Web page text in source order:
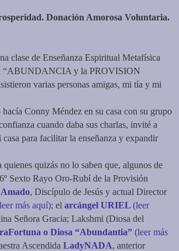
Donación Amorosa Voluntaria.
clase de Enseñanza Espiritual Metafísica
“ABUNDANCIA y la PROVISION
varias personas amigas, mi tía y mi
Conny Méndez en su casa con su grupo
cuando daba sus charlas, invité a
casa para facilitar la enseñanza y expandir
quienes quizás no lo saben que, algunos de
Sexto Rayo Oro-Rubí de la Provisión
, Discípulo de Jesús y actual Director
más aquí); el arcángel URIEL (leer
Señora Gracia; Lakshmi (Diosa del
o Diosa “Abundantia” (leer más
Ascendida LadyNADA, anterior